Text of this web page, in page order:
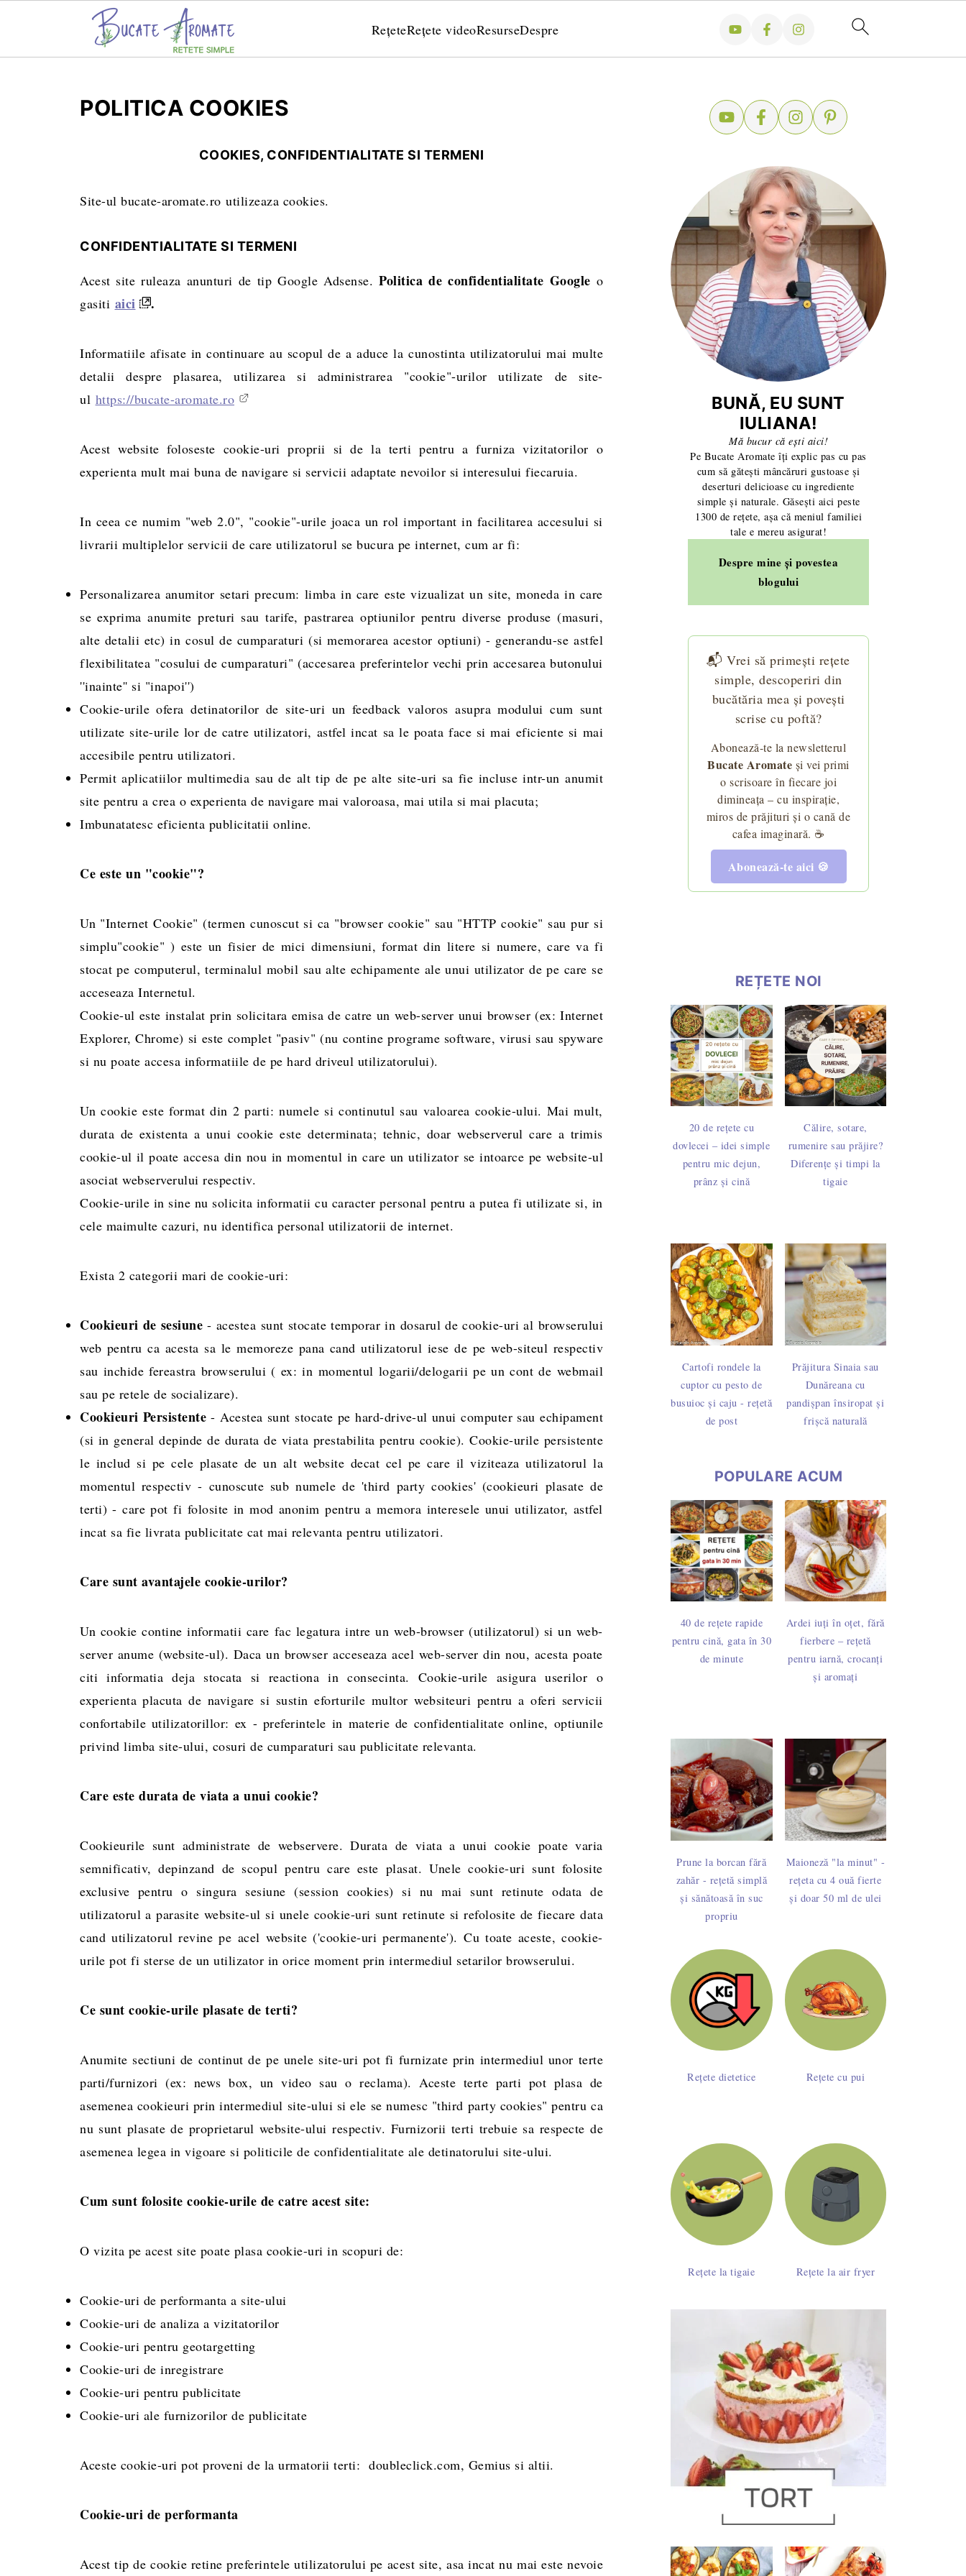
RețeteRețete videoResurseDespre
POLITICA COOKIES
COOKIES, CONFIDENTIALITATE SI TERMENI
Site-ul bucate-aromate.ro utilizeaza cookies.
CONFIDENTIALITATE SI TERMENI
Acest site ruleaza anunturi de tip Google Adsense.Politica de confidentialitate Google o
gasiti aici .
Informatiile afisate in continuare au scopul de a aduce la cunostinta utilizatorului mai multe
detalii despre plasarea, utilizarea si administrarea "cookie"-urilor utilizate de site-
ul https://bucate-aromate.ro
Acest website foloseste cookie-uri proprii si de la terti pentru a furniza vizitatorilor o
experienta mult mai buna de navigare si servicii adaptate nevoilor si interesului fiecaruia.
In ceea ce numim "web 2.0", "cookie"-urile joaca un rol important in facilitarea accesului si
livrarii multiplelor servicii de care utilizatorul se bucura pe internet, cum ar fi:
Personalizarea anumitor setari precum: limba in care este vizualizat un site, moneda in care
se exprima anumite preturi sau tarife, pastrarea optiunilor pentru diverse produse (masuri,
alte detalii etc) in cosul de cumparaturi (si memorarea acestor optiuni) - generandu-se astfel
flexibilitatea "cosului de cumparaturi" (accesarea preferintelor vechi prin accesarea butonului
''inainte'' si "inapoi'')
Cookie-urile ofera detinatorilor de site-uri un feedback valoros asupra modului cum sunt
utilizate site-urile lor de catre utilizatori, astfel incat sa le poata face si mai eficiente si mai
accesibile pentru utilizatori.
Permit aplicatiilor multimedia sau de alt tip de pe alte site-uri sa fie incluse intr-un anumit
site pentru a crea o experienta de navigare mai valoroasa, mai utila si mai placuta;
Imbunatatesc eficienta publicitatii online.
Ce este un "cookie"?
Un "Internet Cookie" (termen cunoscut si ca "browser cookie" sau "HTTP cookie" sau pur si
simplu"cookie" ) este un fisier de mici dimensiuni, format din litere si numere, care va fi
stocat pe computerul, terminalul mobil sau alte echipamente ale unui utilizator de pe care se
acceseaza Internetul.
Cookie-ul este instalat prin solicitara emisa de catre un web-server unui browser (ex: Internet
Explorer, Chrome) si este complet "pasiv" (nu contine programe software, virusi sau spyware
si nu poate accesa informatiile de pe hard driveul utilizatorului).
Un cookie este format din 2 parti: numele si continutul sau valoarea cookie-ului. Mai mult,
durata de existenta a unui cookie este determinata; tehnic, doar webserverul care a trimis
cookie-ul il poate accesa din nou in momentul in care un utilizator se intoarce pe website-ul
asociat webserverului respectiv.
Cookie-urile in sine nu solicita informatii cu caracter personal pentru a putea fi utilizate si, in
cele maimulte cazuri, nu identifica personal utilizatorii de internet.
Exista 2 categorii mari de cookie-uri:
Cookieuri de sesiune - acestea sunt stocate temporar in dosarul de cookie-uri al browserului
web pentru ca acesta sa le memoreze pana cand utilizatorul iese de pe web-siteul respectiv
sau inchide fereastra browserului ( ex: in momentul logarii/delogarii pe un cont de webmail
sau pe retele de socializare).
Cookieuri Persistente - Acestea sunt stocate pe hard-drive-ul unui computer sau echipament
(si in general depinde de durata de viata prestabilita pentru cookie). Cookie-urile persistente
le includ si pe cele plasate de un alt website decat cel pe care il viziteaza utilizatorul la
momentul respectiv - cunoscute sub numele de 'third party cookies' (cookieuri plasate de
terti) - care pot fi folosite in mod anonim pentru a memora interesele unui utilizator, astfel
incat sa fie livrata publicitate cat mai relevanta pentru utilizatori.
Care sunt avantajele cookie-urilor?
Un cookie contine informatii care fac legatura intre un web-browser (utilizatorul) si un web-
server anume (website-ul). Daca un browser acceseaza acel web-server din nou, acesta poate
citi informatia deja stocata si reactiona in consecinta. Cookie-urile asigura userilor o
experienta placuta de navigare si sustin eforturile multor websiteuri pentru a oferi servicii
confortabile utilizatorillor: ex - preferintele in materie de confidentialitate online, optiunile
privind limba site-ului, cosuri de cumparaturi sau publicitate relevanta.
Care este durata de viata a unui cookie?
Cookieurile sunt administrate de webservere. Durata de viata a unui cookie poate varia
semnificativ, depinzand de scopul pentru care este plasat. Unele cookie-uri sunt folosite
exclusive pentru o singura sesiune (session cookies) si nu mai sunt retinute odata de
utilizatorul a parasite website-ul si unele cookie-uri sunt retinute si refolosite de fiecare data
cand utilizatorul revine pe acel website ('cookie-uri permanente'). Cu toate aceste, cookie-
urile pot fi sterse de un utilizator in orice moment prin intermediul setarilor browserului.
Ce sunt cookie-urile plasate de terti?
Anumite sectiuni de continut de pe unele site-uri pot fi furnizate prin intermediul unor terte
parti/furnizori (ex: news box, un video sau o reclama). Aceste terte parti pot plasa de
asemenea cookieuri prin intermediul site-ului si ele se numesc "third party cookies" pentru ca
nu sunt plasate de proprietarul website-ului respectiv. Furnizorii terti trebuie sa respecte de
asemenea legea in vigoare si politicile de confidentialitate ale detinatorului site-ului.
Cum sunt folosite cookie-urile de catre acest site:
O vizita pe acest site poate plasa cookie-uri in scopuri de:
Cookie-uri de performanta a site-ului
Cookie-uri de analiza a vizitatorilor
Cookie-uri pentru geotargetting
Cookie-uri de inregistrare
Cookie-uri pentru publicitate
Cookie-uri ale furnizorilor de publicitate
Aceste cookie-uri pot proveni de la urmatorii terti: doubleclick.com, Gemius si altii.
Cookie-uri de performanta
Acest tip de cookie retine preferintele utilizatorului pe acest site, asa incat nu mai este nevoie
BUNĂ, EU SUNT
IULIANA!
Mă bucur că ești aici!
Pe Bucate Aromate îți explic pas cu pas
cum să gătești mâncăruri gustoase și
deserturi delicioase cu ingrediente
simple și naturale. Găsești aici peste
1300 de rețete, așa că meniul familiei
tale e mereu asigurat!
Despre mine și povestea
blogului
📬 Vrei să primești rețete
simple, descoperiri din
bucătăria mea și povești
scrise cu poftă?
Abonează-te la newsletterul
Bucate Aromate și vei primi
o scrisoare în fiecare joi
dimineața – cu inspirație,
miros de prăjituri și o cană de
cafea imaginară. ☕
Abonează-te aici 🍪
REȚETE NOI
20 de rețete cu
dovlecei – idei simple
pentru mic dejun,
prânz și cină
Călire, sotare,
rumenire sau prăjire?
Diferențe și timpi la
tigaie
Cartofi rondele la
cuptor cu pesto de
busuioc și caju - rețetă
de post
Prăjitura Sinaia sau
Dunăreana cu
pandișpan însiropat și
frișcă naturală
POPULARE ACUM
40 de rețete rapide
pentru cină, gata în 30
de minute
Ardei iuți în oțet, fără
fierbere – rețetă
pentru iarnă, crocanți
și aromați
Prune la borcan fără
zahăr - rețetă simplă
și sănătoasă în suc
propriu
Maioneză "la minut" -
rețeta cu 4 ouă fierte
și doar 50 ml de ulei
Rețete dietetice Rețete cu pui
Rețete la tigaie Rețete la air fryer